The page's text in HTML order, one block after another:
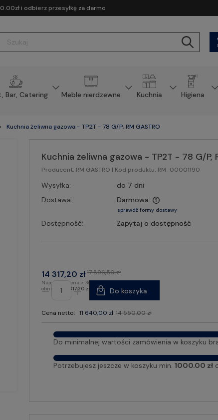
i odbierz przesyłkę za darmo
Bar, Catering Meble nierdzewne Kuchnia Higiena
Kuchnia żeliwna gazowa - TP2T - 78 G/P, RM GASTRO
Kuchnia żeliwna gazowa - TP2T - 78 G/P,
Producent: RM GASTRO | Kod produktu: RM_00001190
Wysyłka:
do 7 dni
Dostawa:
Darmowa
sprawdź formy dostawy
Dostępność: Zapytaj o dostępność
14 317,20 zł17 896,50 zł
Najniższa cena z 30 dni przed
obniżką: 14 317,20 zł
Cena netto: 11 640,00 zł 14 550,00 zł
Do koszyka
Do minimalnej wartości zamówienia w koszyku
Potrzebujesz jeszcze w koszyku min. 1000.00 zł